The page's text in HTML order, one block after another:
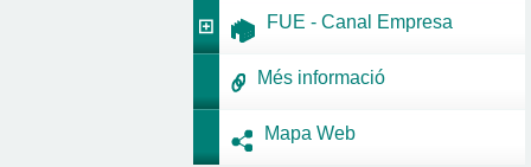
FUE - Canal Empresa
Més informació
Mapa Web